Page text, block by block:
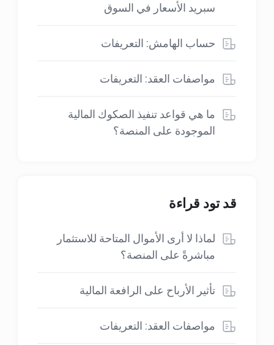
سبريد الأسعار في السوق
حساب الهامش: التعريفات
مواصفات العقد: التعريفات
ما هي قواعد تنفيذ الصكوك المالية
الموجودة على المنصة؟
قد تود قراءة
لماذا لا أرى الأموال المتاحة للاستثمار
مباشرةً على المنصة؟
تأثير الأرباح على الرافعة المالية
مواصفات العقد: التعريفات